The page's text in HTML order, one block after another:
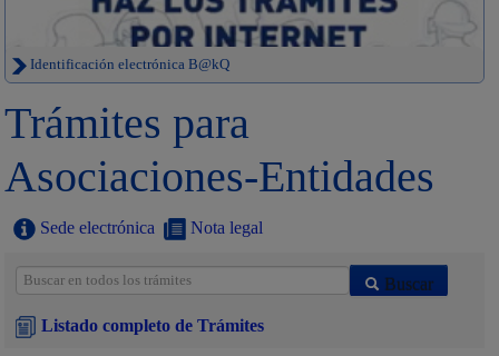
Identificación electrónica B@kQ
Trámites para
Asociaciones-Entidades
Sede electrónica Nota legal
Buscar
Listado completo de Trámites